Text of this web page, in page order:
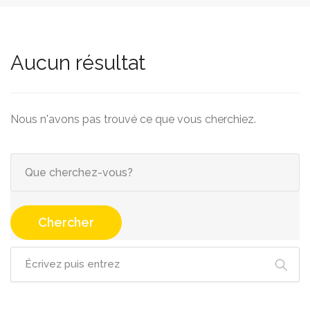
Aucun résultat
Nous n'avons pas trouvé ce que vous cherchiez.
Chercher